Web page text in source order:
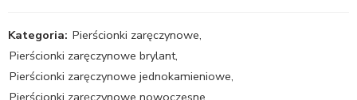
Kategoria: Pierścionki zaręczynowe,
Pierścionki zaręczynowe brylant,
Pierścionki zaręczynowe jednokamieniowe,
Pierścionki zaręczynowe nowoczesne